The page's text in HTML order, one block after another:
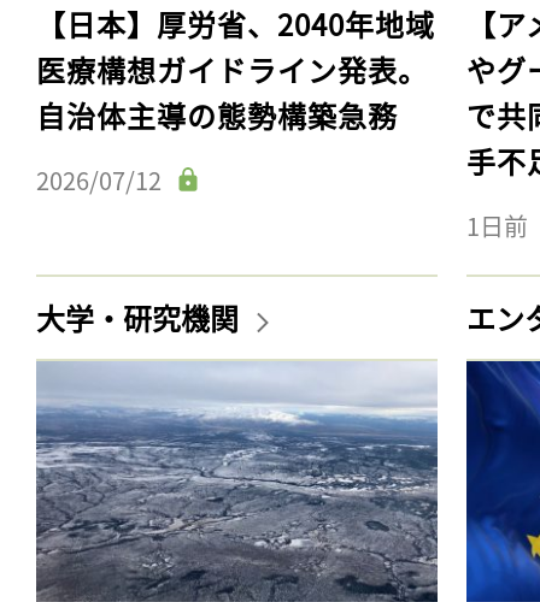
【日本】厚労省、2040年地域
医療構想ガイドライン発表。
自治体主導の態勢構築急務
2026/07/12
【
やグ
で共
手不
1日前
大学・研究機関 エン